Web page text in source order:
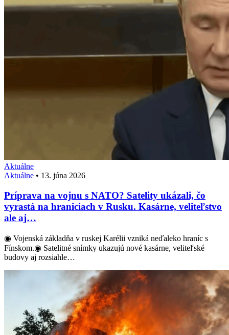
Aktuálne
Aktuálne • 13. júna 2026
Príprava na vojnu s NATO? Satelity ukázali, čo
vyrastá na hraniciach v Rusku. Kasárne, veliteľstvo
ale aj…
◉ Vojenská základňa v ruskej Karélii vzniká neďaleko hraníc s
Fínskom.◉ Satelitné snímky ukazujú nové kasárne, veliteľské
budovy aj rozsiahle…